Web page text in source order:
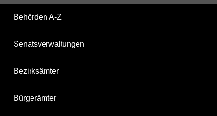
Behörden A-Z
Senatsverwaltungen
Bezirksämter
Bürgerämter